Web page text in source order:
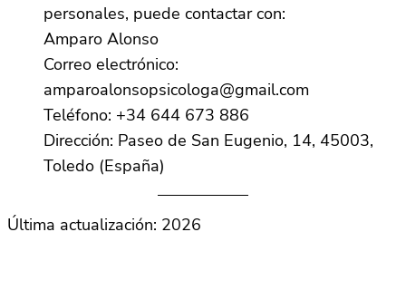
personales, puede contactar con:
Amparo Alonso
Correo electrónico:
amparoalonsopsicologa@gmail.com
Teléfono: +34 644 673 886
Dirección: Paseo de San Eugenio, 14, 45003,
Toledo (España)
Última actualización: 2026